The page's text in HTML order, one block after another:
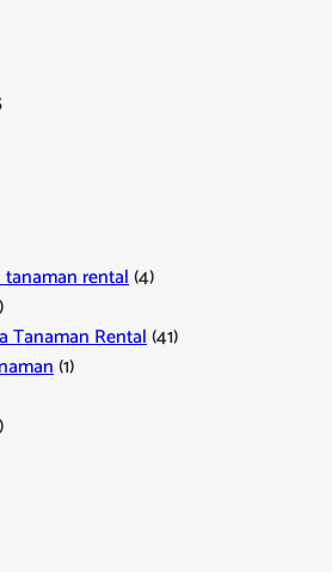
rental(4)
Tanaman Rental(41)
(1)